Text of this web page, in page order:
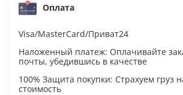
Оплата
Visa/MasterCard/Приват24
Наложенный платеж: Оплачивайте
почты, убедившись в качестве
100% Защита покупки: Страхуем груз
стоимость